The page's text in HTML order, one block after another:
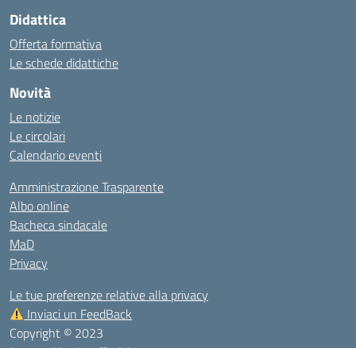
Didattica
Offerta formativa
Le schede didattiche
Novità
Le notizie
Le circolari
Calendario eventi
Amministrazione Trasparente
Albo online
Bacheca sindacale
MaD
Privacy
Le tue preferenze relative alla privacy
Inviaci un FeedBack
Copyright © 2023